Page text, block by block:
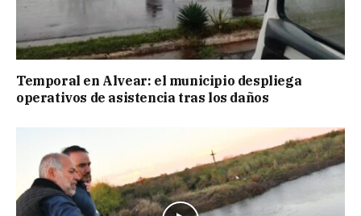
Temporal en Alvear: el municipio despliega
operativos de asistencia tras los daños